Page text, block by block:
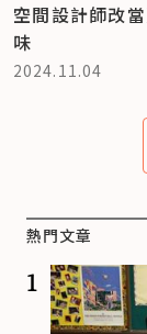
空間設計師改
味
2024.11.04
熱門文章
1